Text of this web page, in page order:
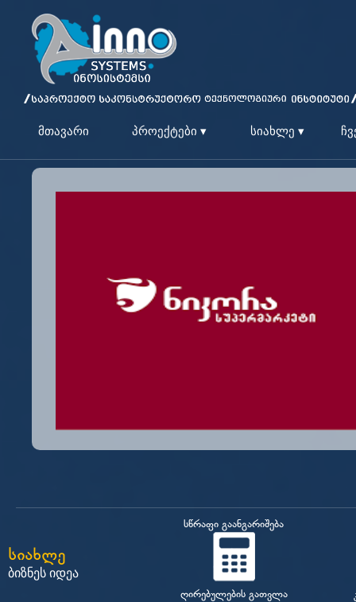
მთავარი პროექტები ▾ სიახლე ▾
სიახლე
ბიზნეს იდეა
სწრაფი გაანგარიშება
ღირებულების გათვლა